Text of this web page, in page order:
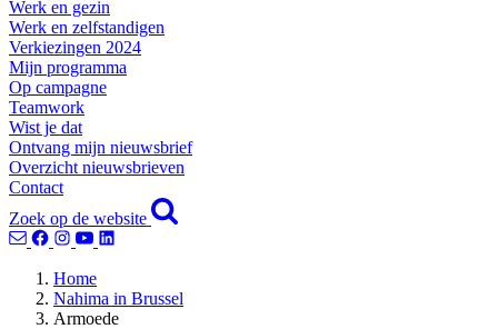
Werk en gezin
Werk en zelfstandigen
Verkiezingen 2024
Mijn programma
Op campagne
Teamwork
Wist je dat
Ontvang mijn nieuwsbrief
Overzicht nieuwsbrieven
Contact
Zoek op de website
Home
Nahima in Brussel
Armoede